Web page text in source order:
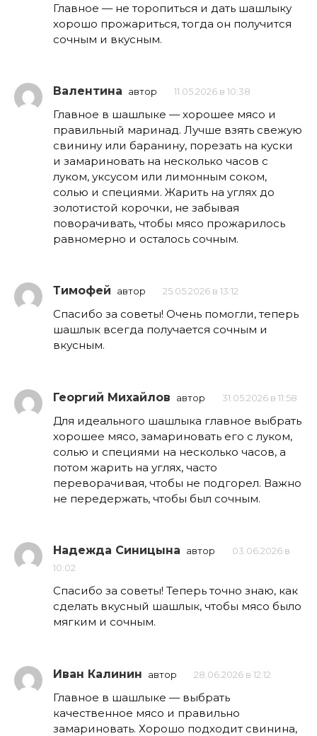
Главное — не торопиться и дать шашлыку
хорошо прожариться, тогда он получится
сочным и вкусным.
Валентина автор 11.05.2026 в 10:38
Главное в шашлыке — хорошее мясо и
правильный маринад. Лучше взять свежую
свинину или баранину, порезать на куски
и замариновать на несколько часов с
луком, уксусом или лимонным соком,
солью и специями. Жарить на углях до
золотистой корочки, не забывая
поворачивать, чтобы мясо прожарилось
равномерно и осталось сочным.
Тимофей автор 25.05.2026 в 13:12
Спасибо за советы! Очень помогли, теперь
шашлык всегда получается сочным и
вкусным.
Георгий Михайлов автор 31.05.2026 в 11:58
Для идеального шашлыка главное выбрать
хорошее мясо, замариновать его с луком,
солью и специями на несколько часов, а
потом жарить на углях, часто
переворачивая, чтобы не подгорел. Важно
не передержать, чтобы был сочным.
Надежда Синицына автор
03.06.2026 в
10:02
Спасибо за советы! Теперь точно знаю, как
сделать вкусный шашлык, чтобы мясо было
мягким и сочным.
Иван Калинин автор 28.06.2026 в 12:12
Главное в шашлыке — выбрать
качественное мясо и правильно
замариновать. Хорошо подходит свинина,